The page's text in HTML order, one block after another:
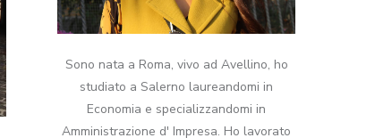
Sono nata a Roma, vivo ad Avellino, ho
studiato a Salerno laureandomi in
Economia e specializzandomi in
Amministrazione d' Impresa. Ho lavorato